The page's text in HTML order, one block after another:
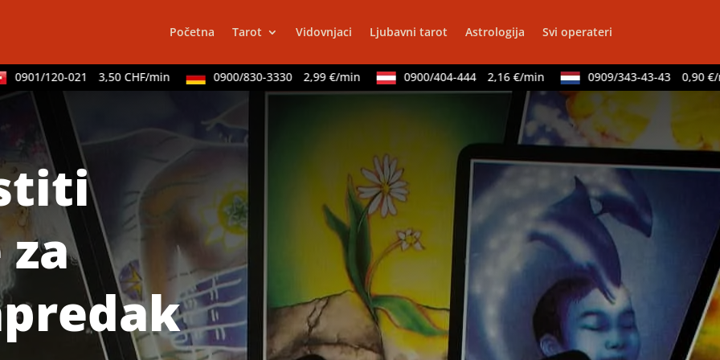
Početna Tarot Vidovnjaci Ljubavni tarot Astrologija Svi operateri
120-021 3,50 CHF/min 0900/830-3330 2,99 €/min 0900/404-444 2,16 €/min 0909/343-43-43 0,90 €/min
sudbinske karte, anđeoske poruke
Broj tel: 064/600-600
tel:0,93€ - mob:1,12€ min
AZRA/ Kod 02
Tarot savjetnik je slobodan
TEHNIKE:visak, tarot, vidovitost, ljubavna predviđanja